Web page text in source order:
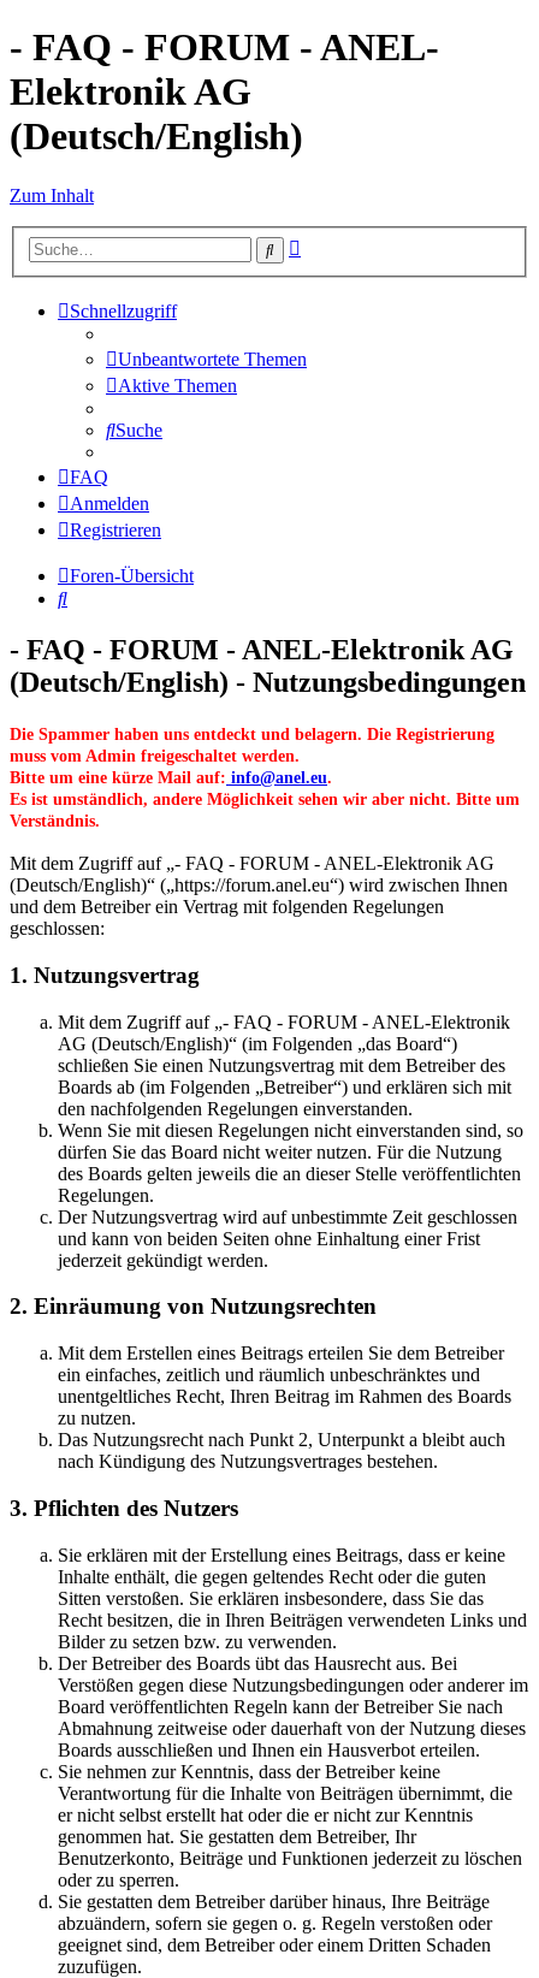
- FAQ - FORUM - ANEL-
Elektronik AG
(Deutsch/English)
Zum Inhalt
Suche
Schnellzugriff
Unbeantwortete Themen
Aktive Themen
Suche
FAQ
Anmelden
Registrieren
Foren-Übersicht
Suche
- FAQ - FORUM - ANEL-Elektronik AG
(Deutsch/English) - Nutzungsbedingungen
Die Spammer haben uns entdeckt und belagern. Die Registrierung
muss vom Admin freigeschaltet werden.
Bitte um eine kürze Mail auf: info@anel.eu.
Es ist umständlich, andere Möglichkeit sehen wir aber nicht. Bitte um
Verständnis.
Mit dem Zugriff auf „- FAQ - FORUM - ANEL-Elektronik AG
(Deutsch/English)“ („https://forum.anel.eu“) wird zwischen Ihnen
und dem Betreiber ein Vertrag mit folgenden Regelungen
geschlossen:
1. Nutzungsvertrag
Mit dem Zugriff auf „- FAQ - FORUM - ANEL-Elektronik
AG (Deutsch/English)“ (im Folgenden „das Board“)
schließen Sie einen Nutzungsvertrag mit dem Betreiber des
Boards ab (im Folgenden „Betreiber“) und erklären sich mit
den nachfolgenden Regelungen einverstanden.
Wenn Sie mit diesen Regelungen nicht einverstanden sind, so
dürfen Sie das Board nicht weiter nutzen. Für die Nutzung
des Boards gelten jeweils die an dieser Stelle veröffentlichten
Regelungen.
Der Nutzungsvertrag wird auf unbestimmte Zeit geschlossen
und kann von beiden Seiten ohne Einhaltung einer Frist
jederzeit gekündigt werden.
2. Einräumung von Nutzungsrechten
Mit dem Erstellen eines Beitrags erteilen Sie dem Betreiber
ein einfaches, zeitlich und räumlich unbeschränktes und
unentgeltliches Recht, Ihren Beitrag im Rahmen des Boards
zu nutzen.
Das Nutzungsrecht nach Punkt 2, Unterpunkt a bleibt auch
nach Kündigung des Nutzungsvertrages bestehen.
3. Pflichten des Nutzers
Sie erklären mit der Erstellung eines Beitrags, dass er keine
Inhalte enthält, die gegen geltendes Recht oder die guten
Sitten verstoßen. Sie erklären insbesondere, dass Sie das
Recht besitzen, die in Ihren Beiträgen verwendeten Links und
Bilder zu setzen bzw. zu verwenden.
Der Betreiber des Boards übt das Hausrecht aus. Bei
Verstößen gegen diese Nutzungsbedingungen oder anderer im
Board veröffentlichten Regeln kann der Betreiber Sie nach
Abmahnung zeitweise oder dauerhaft von der Nutzung dieses
Boards ausschließen und Ihnen ein Hausverbot erteilen.
Sie nehmen zur Kenntnis, dass der Betreiber keine
Verantwortung für die Inhalte von Beiträgen übernimmt, die
er nicht selbst erstellt hat oder die er nicht zur Kenntnis
genommen hat. Sie gestatten dem Betreiber, Ihr
Benutzerkonto, Beiträge und Funktionen jederzeit zu löschen
oder zu sperren.
Sie gestatten dem Betreiber darüber hinaus, Ihre Beiträge
abzuändern, sofern sie gegen o. g. Regeln verstoßen oder
geeignet sind, dem Betreiber oder einem Dritten Schaden
zuzufügen.